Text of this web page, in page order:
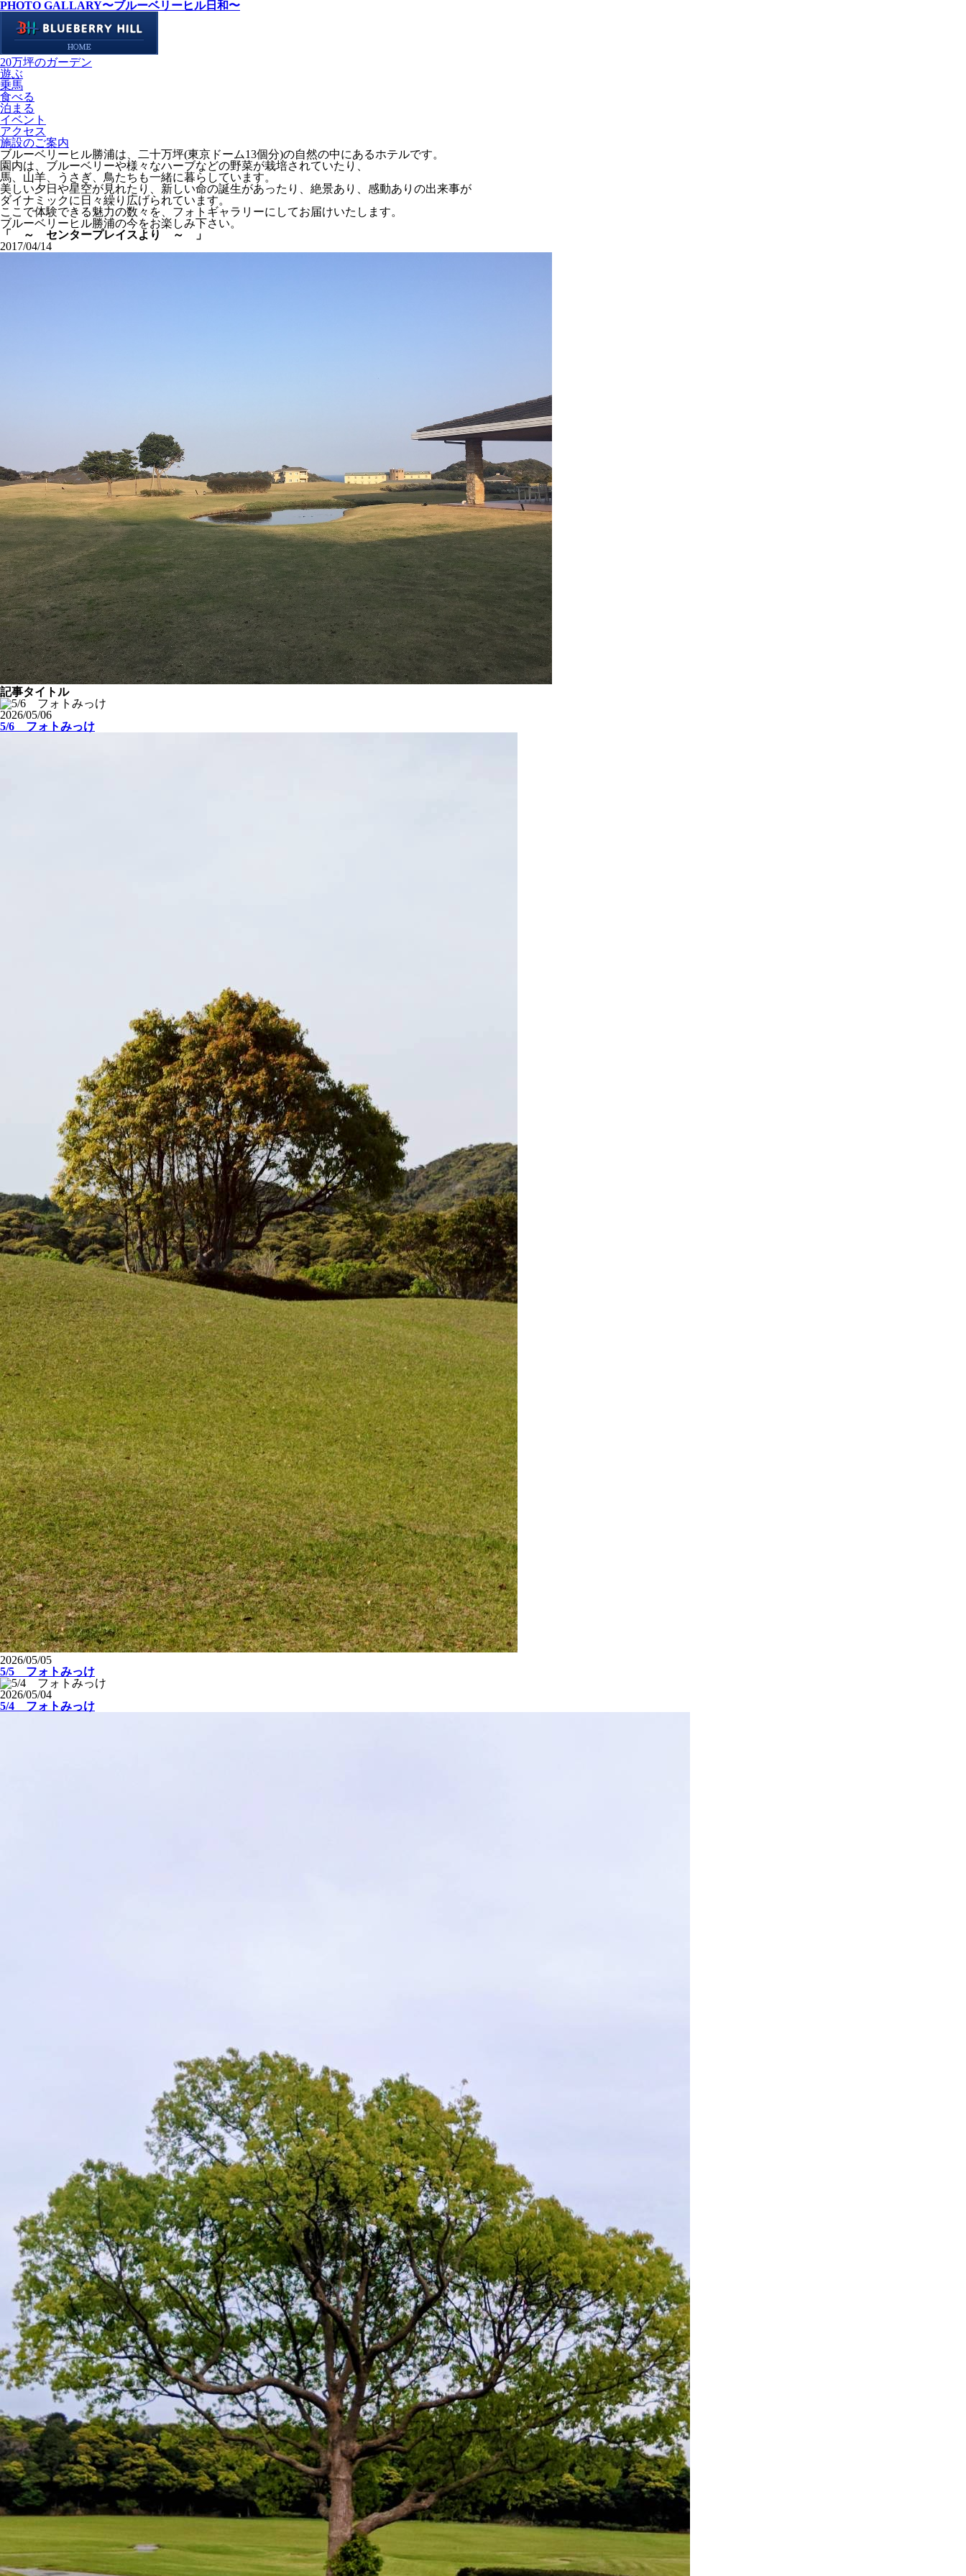
PHOTO GALLARY〜ブルーベリーヒル日和〜
20万坪のガーデン
遊ぶ
乗馬
食べる
泊まる
イベント
アクセス
施設のご案内
ブルーベリーヒル勝浦は、二十万坪(東京ドーム13個分)の自然の中にあるホテルです。
園内は、ブルーベリーや様々なハーブなどの野菜が栽培されていたり、
馬、山羊、うさぎ、鳥たちも一緒に暮らしています。
美しい夕日や星空が見れたり、新しい命の誕生があったり、絶景あり、感動ありの出来事が
ダイナミックに日々繰り広げられています。
ここで体験できる魅力の数々を、フォトギャラリーにしてお届けいたします。
ブルーベリーヒル勝浦の今をお楽しみ下さい。
「 ～ センタープレイスより ～ 」
2017/04/14
記事タイトル
2026/05/06
5/6 フォトみっけ
2026/05/05
5/5 フォトみっけ
2026/05/04
5/4 フォトみっけ